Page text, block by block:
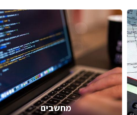
מחשבים